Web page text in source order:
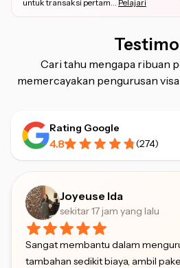
untuk transaksi pertam
Pelajari
Cari tahu mengapa ribuan
memercayakan pengurusan
Rating Google
4.8 (274)
Joyeuse Ida
sekitar 17 jam yang lalu
Sangat membantu dalam
tambahan sedikit biaya, ambil